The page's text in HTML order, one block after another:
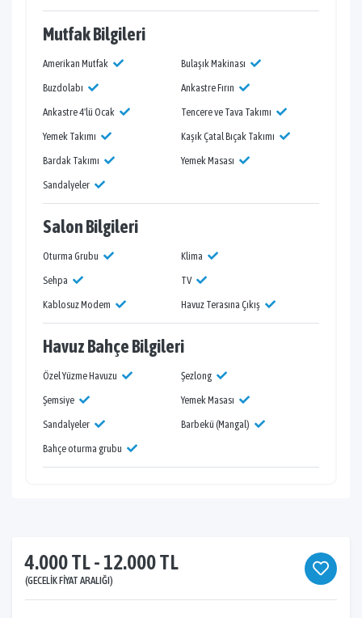
Mutfak Bilgileri
Amerikan Mutfak
Bulaşık Makinası
Buzdolabı
Ankastre Fırın
Ankastre 4'lü Ocak
Tencere ve Tava Takımı
Yemek Takımı
Kaşık Çatal Bıçak Takımı
Bardak Takımı
Yemek Masası
Sandalyeler
Salon Bilgileri
Oturma Grubu
Klima
Sehpa
TV
Kablosuz Modem
Havuz Terasına Çıkış
Havuz Bahçe Bilgileri
Özel Yüzme Havuzu
Şezlong
Şemsiye
Yemek Masası
Sandalyeler
Barbekü (Mangal)
Bahçe oturma grubu
4.000 TL - 12.000 TL
(GECELIK FIYAT ARALIĞI)